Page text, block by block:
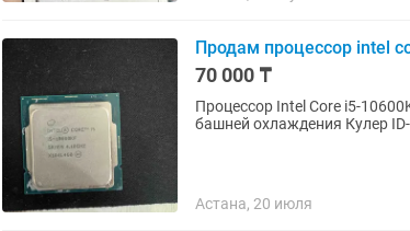
Продам процессор intel
70 000 ₸
Процессор Intel Core i5-
башней охлаждения Кулер ID-
Астана, 20 июля